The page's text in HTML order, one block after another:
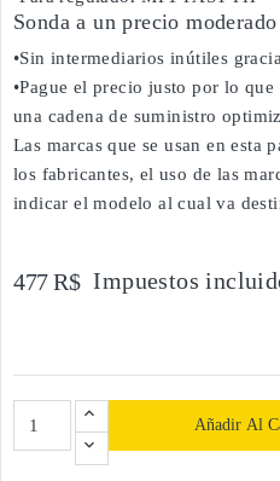
Sonda a un precio moderado
•Sin intermediarios inútiles
•Pague el precio justo por lo
una cadena de suministro
Las marcas que se usan en esta
los fabricantes, el uso de las
indicar el modelo al cual va
477 R$ Impuestos
Añadir Al